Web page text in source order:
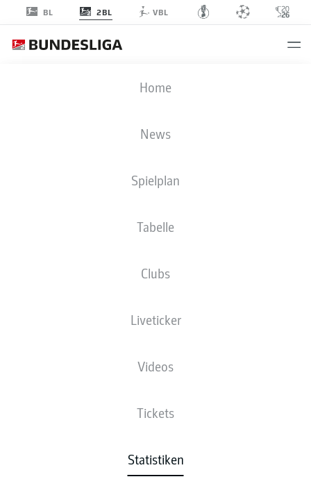
BL 2BL VBL
Home
News
Spielplan
Tabelle
Clubs
Liveticker
Videos
Tickets
Statistiken
2. BUNDESLIGA STATISTIKEN 2026-